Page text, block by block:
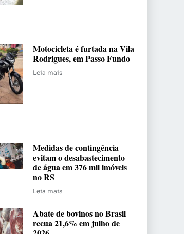
Motocicleta é furtada na Vila
Rodrigues, em Passo Fundo
Leia mais
Medidas de contingência
evitam o desabastecimento
de água em 376 mil imóveis
no RS
Leia mais
Abate de bovinos no Brasil
recua 21,6% em julho de